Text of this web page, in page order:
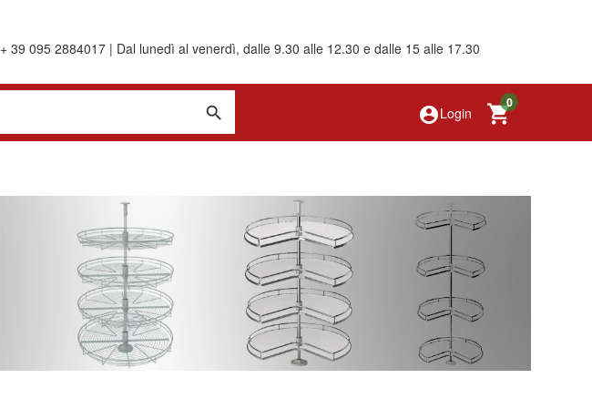
+ 39 095 2884017 | Dal lunedì al venerdì, dalle 9.30 alle 12.30 e dalle 15 alle 17.30
0
account_circleLogin